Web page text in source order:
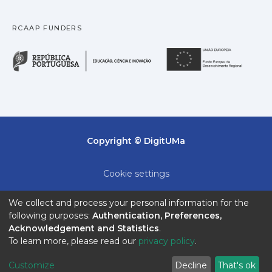
nacional.
conclusões, tendo em consideração algumas
limitações, nomeadamente ao nível dos
crescimento económico e o
desenvolvimento da RAM, que seja um
RCAAP FUNDERS
República Portuguesa
Copyright © DigitUMa
Cookie settings
End User Agreement
Send Feedback
We collect and process your personal information for the
following purposes: Authentication, Preferences,
Acknowledgement and Statistics.
To learn more, please read our privacy policy.
Customize Decline That's ok